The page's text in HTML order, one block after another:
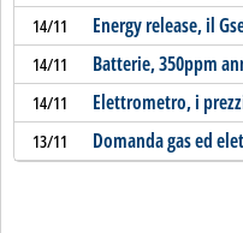
14/11 Energy release, il
14/11 Batterie, 350ppm
14/11 Elettrometro, i
13/11 Domanda gas ed